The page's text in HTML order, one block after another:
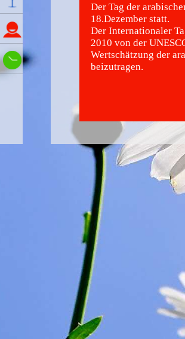
Namenstage
Wie spät ist es?
Der Tag der
18.Dezember statt.
Der Internationaler
2010 von der
Wertschätzung der
beizutragen.